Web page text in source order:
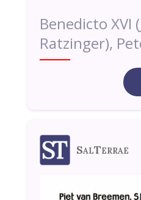
Benedicto XVI
Ratzinger),
SalTerrae